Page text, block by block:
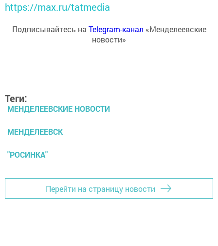
https://max.ru/tatmedia
Подписывайтесь на Telegram-канал «Менделеевские
новости»
Теги:
МЕНДЕЛЕЕВСКИЕ НОВОСТИ
МЕНДЕЛЕЕВСК
"РОСИНКА"
Перейти на страницу новости